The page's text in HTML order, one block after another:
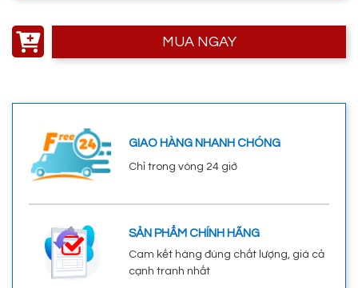
MUA NGAY
GIAO HÀNG NHANH CHÓNG
Chỉ trong vòng 24 giờ
SẢN PHẨM CHÍNH HÃNG
Cam kết hàng đúng chất lượng, giá cả
cạnh tranh nhất